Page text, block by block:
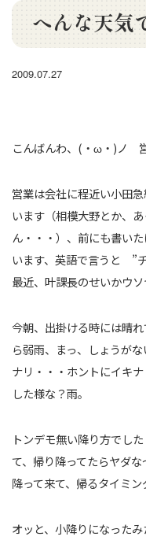
へんな天気
2009.07.27
こんばんわ、(・ω・)ノ 営
営業は会社に程近い小田
います（相模大野とか、
ん・・・）、前にも書い
います、英語で言うと ”
最近、叶課長のせいかウ
今朝、出掛ける時には晴
ら弱雨、まっ、しょうが
ナリ・・・ホントにイキ
した様な？雨。
トンデモ無い降り方でし
て、帰り降ってたらヤダ
降って来て、帰るタイミン
オッと、小降りになった